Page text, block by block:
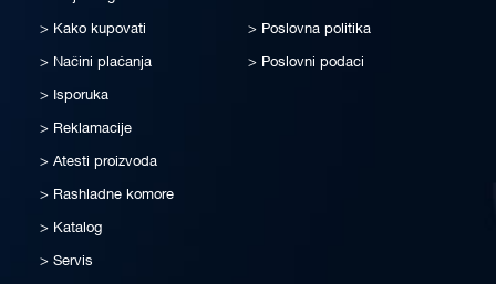
Kako kupovati
Načini plaćanja
Isporuka
Reklamacije
Atesti proizvoda
Rashladne komore
Katalog
Servis
Poslovna politika
Poslovni podaci